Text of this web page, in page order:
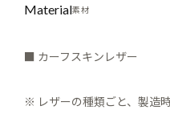
Material素材
■ カーフスキンレザー
※ レザーの種類ごと、製造